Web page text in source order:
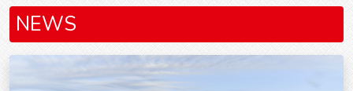
NEWS